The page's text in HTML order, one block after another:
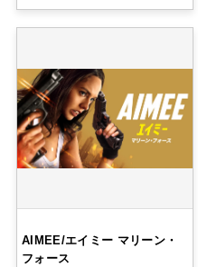
AIMEE/エイミー マリーン・
フォース